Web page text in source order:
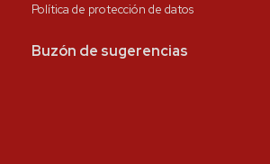
Política de protección de datos
Buzón de sugerencias